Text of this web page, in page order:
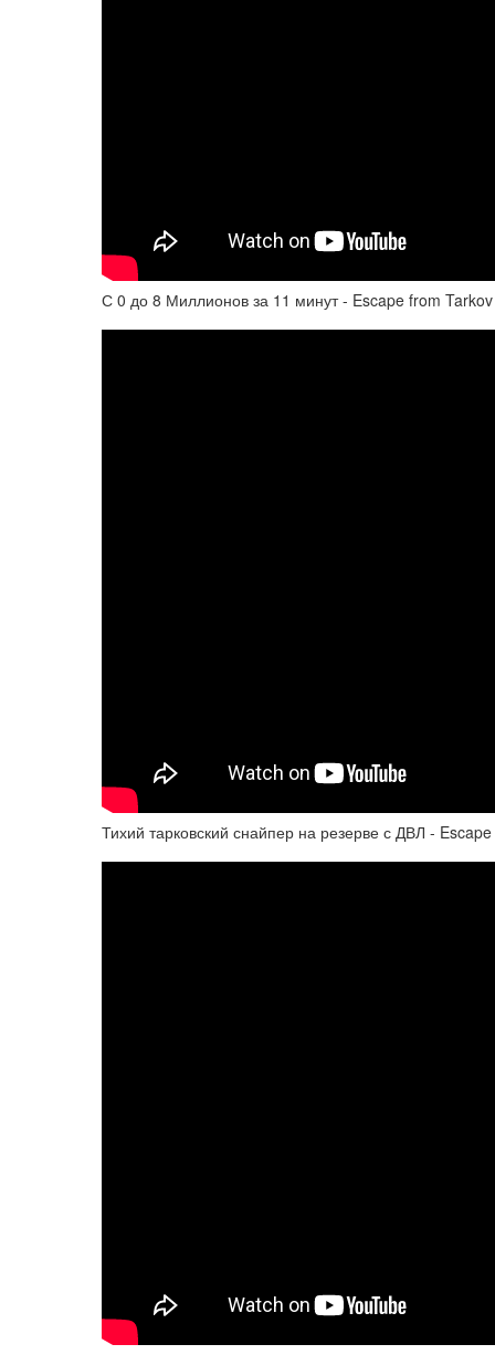
С 0 до 8 Миллионов за 11 минут - Escape from Tarkov
Тихий тарковский снайпер на резерве с ДВЛ -